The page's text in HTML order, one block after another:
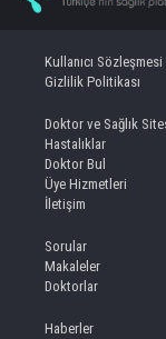
Kullanıcı Sözleşmesi
Gizlilik Politikası
Doktor ve Sağlık
Hastalıklar
Doktor Bul
Üye Hizmetleri
İletişim
Sorular
Makaleler
Doktorlar
Haberler